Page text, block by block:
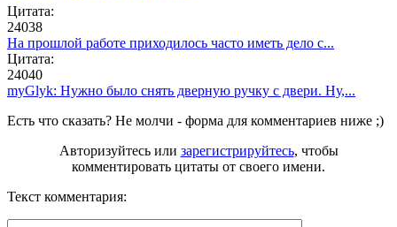
Цитата:
24038
На прошлой работе приходилось часто иметь дело с...
Цитата:
24040
myGlyk: Нужно было снять дверную ручку с двери. Ну,...
Есть что сказать? Не молчи - форма для комментариев ниже ;)
Авторизуйтесь или зарегистрируйтесь, чтобы
комментировать цитаты от своего имени.
Текст комментария: